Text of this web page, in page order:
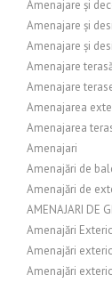
Amenajare și
Amenajare și
Amenajare și
Amenajare
Amenajare
Amenajarea
Amenajarea
Amenajari
Amenajări de
Amenajări de
AMENAJARI DE
Amenajări
Amenajări
Amenajări